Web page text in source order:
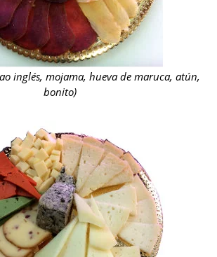
inglés, mojama, hueva de maruca, atún,
bonito)